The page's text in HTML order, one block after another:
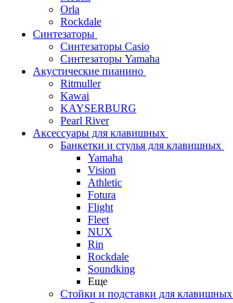
Orla
Rockdale
Синтезаторы
Синтезаторы Casio
Синтезаторы Yamaha
Акустические пианино
Ritmuller
Kawai
KAYSERBURG
Pearl River
Аксессуары для клавишных
Банкетки и стулья для клавишных
Yamaha
Vision
Athletic
Fotura
Flight
Fleet
NUX
Rin
Rockdale
Soundking
Еще
Стойки и подставки для клавишных